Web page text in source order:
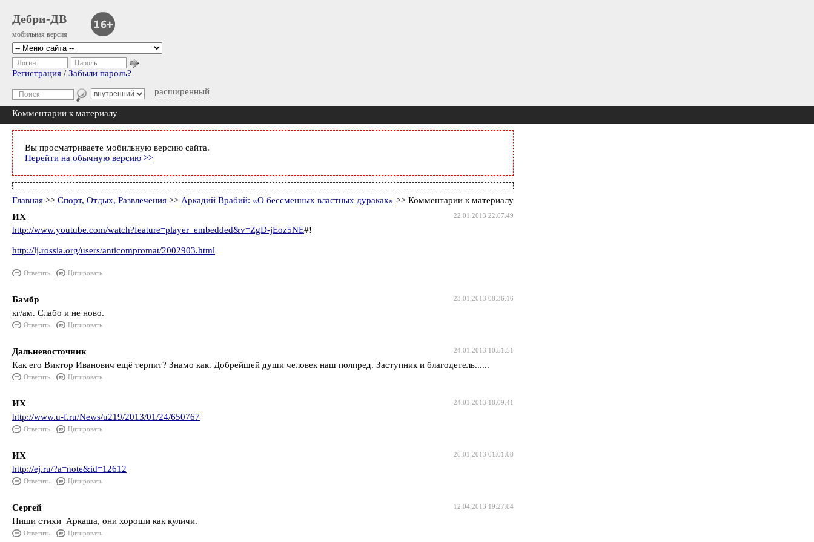
Дебри-ДВ
мобильная версия
расширенный
Логин Пароль
Регистрация / Забыли пароль?
Комментарии к материалу
Вы просматриваете мобильную версию сайта.
Перейти на обычную версию >>
Главная >> Спорт, Отдых, Развлечения >> Аркадий Врабий: «О бессменных властных дураках» >> Комментарии к материалу
22.01.2013 22:07:49
ИХ
http://www.youtube.com/watch?feature=player_embedded&v=ZgD-jEoz5NE#!
http://lj.rossia.org/users/anticompromat/2002903.html
Ответить Цитировать
23.01.2013 08:36:16
Бамбр
кг/ам. Слабо и не ново.
Ответить Цитировать
24.01.2013 10:51:51
Дальневосточник
Как его Виктор Иванович ещё терпит? Знамо как. Добрейшей души человек наш полпред. Заступник и благодетель......
Ответить Цитировать
24.01.2013 18:09:41
ИХ
http://www.u-f.ru/News/u219/2013/01/24/650767
Ответить Цитировать
26.01.2013 01:01:08
ИХ
http://ej.ru/?a=note&id=12612
Ответить Цитировать
12.04.2013 19:27:04
Сергей
Пиши стихи Аркаша, они хороши как куличи.
Ответить Цитировать